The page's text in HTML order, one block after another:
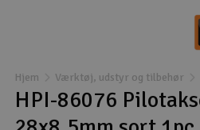
Droner til FPV
Fly
Hjem Værktøj, udstyr og tilbehør
HPI-86076